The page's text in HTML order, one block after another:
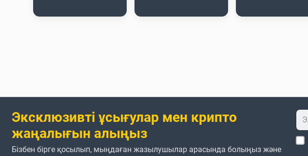
Эксклюзивті ұсығулар мен крипто
жаңалығын алыңыз
Бізбен бірге қосылып, мыңдаған жазылушылар арасында болыңыз және